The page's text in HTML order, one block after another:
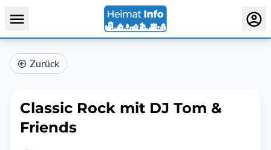
Zurück
Classic Rock mit DJ Tom &
Friends